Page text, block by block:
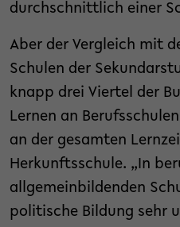
durchschnittlich einer
Aber der Vergleich mit
Schulen der
knapp drei Viertel der
Lernen an
an der gesamten
Herkunftsschule. „In
allgemeinbildenden
politische Bildung sehr